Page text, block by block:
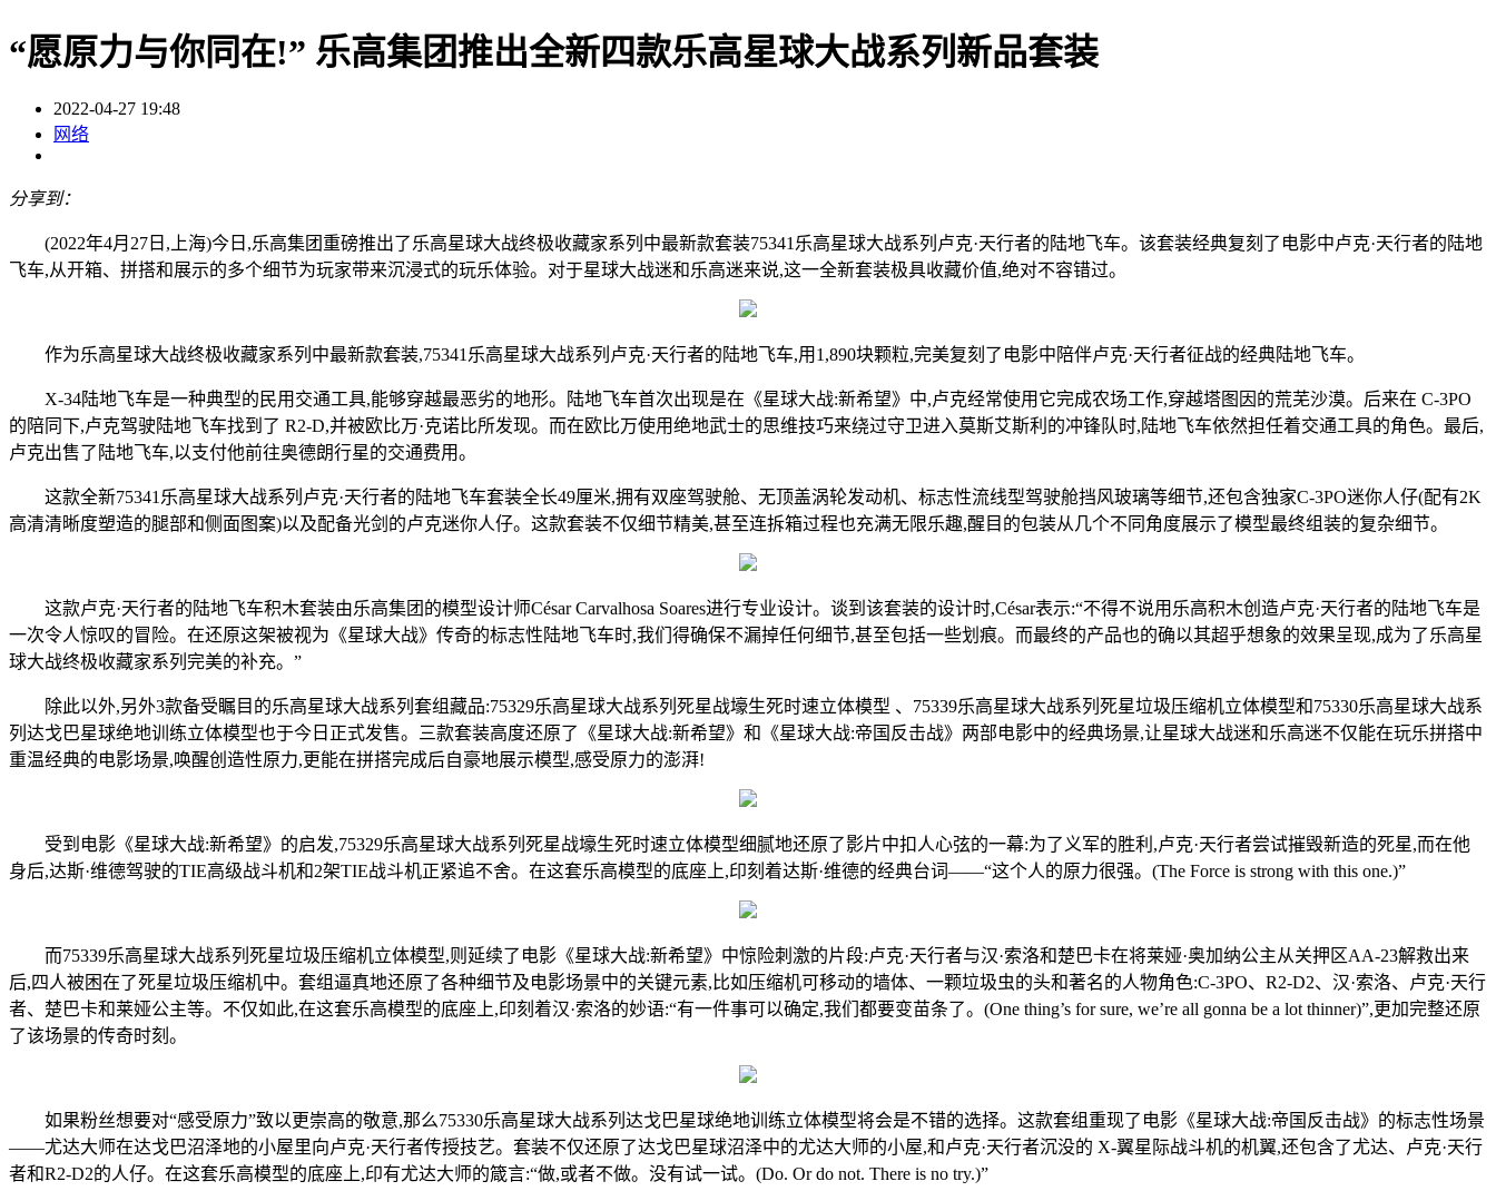
“愿原力与你同在!” 乐高集团推出全新四款乐高星球大战系列新品套装
2022-04-27 19:48
网络
分享到：
(2022年4月27日,上海)今日,乐高集团重磅推出了乐高星球大战终极收藏家系列中最新款套装75341乐高星球大战系列卢克·天行者的陆地飞车。该套装经典复刻了电影中卢克·天行者的陆地
飞车,从开箱、拼搭和展示的多个细节为玩家带来沉浸式的玩乐体验。对于星球大战迷和乐高迷来说,这一全新套装极具收藏价值,绝对不容错过。
作为乐高星球大战终极收藏家系列中最新款套装,75341乐高星球大战系列卢克·天行者的陆地飞车,用1,890块颗粒,完美复刻了电影中陪伴卢克·天行者征战的经典陆地飞车。
X-34陆地飞车是一种典型的民用交通工具,能够穿越最恶劣的地形。陆地飞车首次出现是在《星球大战:新希望》中,卢克经常使用它完成农场工作,穿越塔图因的荒芜沙漠。后来在 C-3PO
的陪同下,卢克驾驶陆地飞车找到了 R2-D,并被欧比万·克诺比所发现。而在欧比万使用绝地武士的思维技巧来绕过守卫进入莫斯艾斯利的冲锋队时,陆地飞车依然担任着交通工具的角色。最后,
卢克出售了陆地飞车,以支付他前往奥德朗行星的交通费用。
这款全新75341乐高星球大战系列卢克·天行者的陆地飞车套装全长49厘米,拥有双座驾驶舱、无顶盖涡轮发动机、标志性流线型驾驶舱挡风玻璃等细节,还包含独家C-3PO迷你人仔(配有2K
高清清晰度塑造的腿部和侧面图案)以及配备光剑的卢克迷你人仔。这款套装不仅细节精美,甚至连拆箱过程也充满无限乐趣,醒目的包装从几个不同角度展示了模型最终组装的复杂细节。
这款卢克·天行者的陆地飞车积木套装由乐高集团的模型设计师César Carvalhosa Soares进行专业设计。谈到该套装的设计时,César表示:“不得不说用乐高积木创造卢克·天行者的陆地飞车是
一次令人惊叹的冒险。在还原这架被视为《星球大战》传奇的标志性陆地飞车时,我们得确保不漏掉任何细节,甚至包括一些划痕。而最终的产品也的确以其超乎想象的效果呈现,成为了乐高星
球大战终极收藏家系列完美的补充。”
除此以外,另外3款备受瞩目的乐高星球大战系列套组藏品:75329乐高星球大战系列死星战壕生死时速立体模型 、75339乐高星球大战系列死星垃圾压缩机立体模型和75330乐高星球大战系
列达戈巴星球绝地训练立体模型也于今日正式发售。三款套装高度还原了《星球大战:新希望》和《星球大战:帝国反击战》两部电影中的经典场景,让星球大战迷和乐高迷不仅能在玩乐拼搭中
重温经典的电影场景,唤醒创造性原力,更能在拼搭完成后自豪地展示模型,感受原力的澎湃!
受到电影《星球大战:新希望》的启发,75329乐高星球大战系列死星战壕生死时速立体模型细腻地还原了影片中扣人心弦的一幕:为了义军的胜利,卢克·天行者尝试摧毁新造的死星,而在他
身后,达斯·维德驾驶的TIE高级战斗机和2架TIE战斗机正紧追不舍。在这套乐高模型的底座上,印刻着达斯·维德的经典台词——“这个人的原力很强。(The Force is strong with this one.)”
而75339乐高星球大战系列死星垃圾压缩机立体模型,则延续了电影《星球大战:新希望》中惊险刺激的片段:卢克·天行者与汉·索洛和楚巴卡在将莱娅·奥加纳公主从关押区AA-23解救出来
后,四人被困在了死星垃圾压缩机中。套组逼真地还原了各种细节及电影场景中的关键元素,比如压缩机可移动的墙体、一颗垃圾虫的头和著名的人物角色:C-3PO、R2-D2、汉·索洛、卢克·天行
者、楚巴卡和莱娅公主等。不仅如此,在这套乐高模型的底座上,印刻着汉·索洛的妙语:“有一件事可以确定,我们都要变苗条了。(One thing’s for sure, we’re all gonna be a lot thinner)”,更加完整还原
了该场景的传奇时刻。
如果粉丝想要对“感受原力”致以更崇高的敬意,那么75330乐高星球大战系列达戈巴星球绝地训练立体模型将会是不错的选择。这款套组重现了电影《星球大战:帝国反击战》的标志性场景
——尤达大师在达戈巴沼泽地的小屋里向卢克·天行者传授技艺。套装不仅还原了达戈巴星球沼泽中的尤达大师的小屋,和卢克·天行者沉没的 X-翼星际战斗机的机翼,还包含了尤达、卢克·天行
者和R2-D2的人仔。在这套乐高模型的底座上,印有尤达大师的箴言:“做,或者不做。没有试一试。(Do. Or do not. There is no try.)”